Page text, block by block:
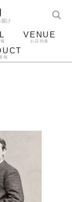
け
VENUE
お店特集
報